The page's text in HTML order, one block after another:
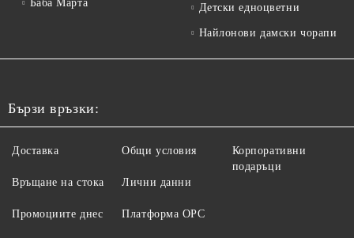
Баба Марта Детски едноцветни
Найлонови дамски чорапи
Бързи връзки:
Доставка
Връщане на стока
Промоциите днес
Общи условия
Лични данни
Платформа ОРС
Корпоративни
подаръци